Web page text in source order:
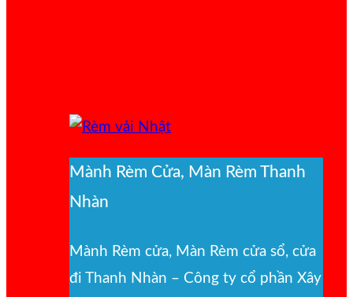
Mành Rèm Cửa, Màn Rèm Thanh
Nhàn
Mành Rèm cửa, Màn Rèm cửa sổ, cửa
đi Thanh Nhàn – Công ty cổ phần Xây